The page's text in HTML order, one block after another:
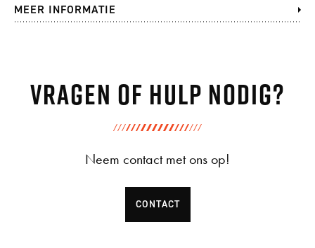
MEER INFORMATIE
Vragen of hulp nodig?
Neem contact met ons op!
CONTACT